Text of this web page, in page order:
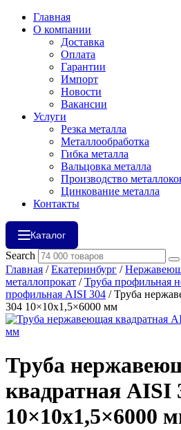
Главная
О компании
Доставка
Оплата
Гарантии
Импорт
Новости
Вакансии
Услуги
Резка металла
Металлообработка
Гибка металла
Вальцовка металла
Производство
Цинкование металла
Контакты
Каталог
Search
Главная /Екатеринбург /
металлопрокат /Труба профильная
профильная AISI 304 / Труба
304 10×10х1,5×6000 мм
Труба
квадратная AISI
10×10х1,5×6000